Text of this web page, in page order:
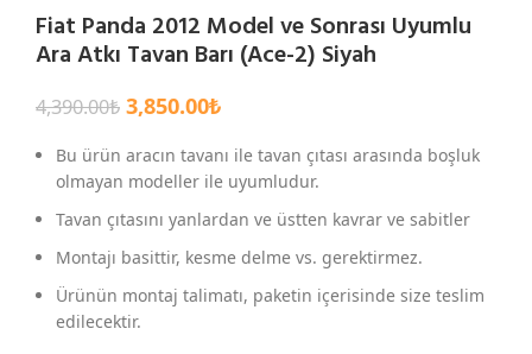
Fiat Panda 2012 Model ve Sonrası Uyumlu
Ara Atkı Tavan Barı (Ace-2) Siyah
4,390.00₺ 3,850.00₺
Bu ürün aracın tavanı ile tavan çıtası arasında boşluk
olmayan modeller ile uyumludur.
Tavan çıtasını yanlardan ve üstten kavrar ve sabitler
Montajı basittir, kesme delme vs. gerektirmez.
Ürünün montaj talimatı, paketin içerisinde size teslim
edilecektir.